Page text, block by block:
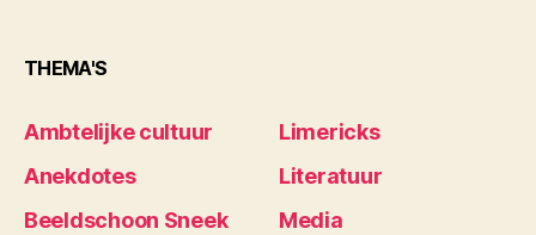
THEMA'S
Ambtelijke cultuur
Anekdotes
Beeldschoon Sneek
Limericks
Literatuur
Media